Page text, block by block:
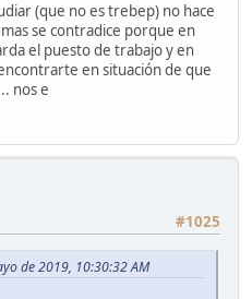
(que no es trebep) no hace
se contradice porque en
el puesto de trabajo y en
en situación de que
nos e
#1025
de 2019, 10:30:32 AM